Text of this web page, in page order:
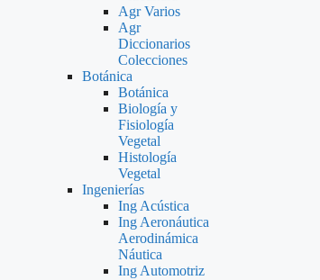
Agr Varios
Agr
Diccionarios
Colecciones
Botánica
Botánica
Biología y
Fisiología
Vegetal
Histología
Vegetal
Ingenierías
Ing Acústica
Ing Aeronáutica
Aerodinámica
Náutica
Ing Automotriz